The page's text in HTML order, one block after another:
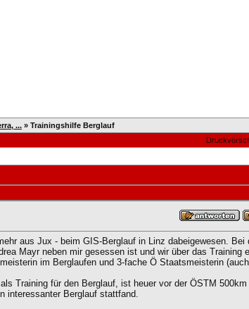
... » Trainingshilfe Berglauf
aus Jux - beim GIS-Berglauf in Linz dabeigewesen.
Mayr neben mir gesessen ist und wir über das Training
im Berglaufen und 3-fache Ö Staatsmeisterin
Training für den Berglauf, ist heuer vor der ÖSTM
interessanter Berglauf stattfand.